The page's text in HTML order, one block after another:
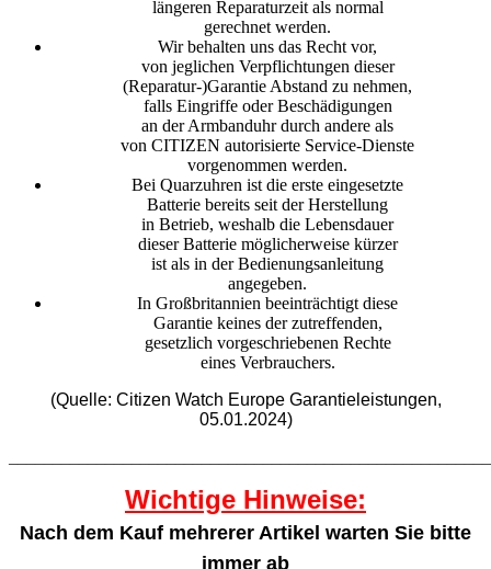
längeren Reparaturzeit als normal
gerechnet werden.
Wir behalten uns das Recht vor,
von jeglichen Verpflichtungen dieser
(Reparatur-)Garantie Abstand zu nehmen,
falls Eingriffe oder Beschädigungen
an der Armbanduhr durch andere als
von CITIZEN autorisierte Service-Dienste
vorgenommen werden.
Bei Quarzuhren ist die erste eingesetzte
Batterie bereits seit der Herstellung
in Betrieb, weshalb die Lebensdauer
dieser Batterie möglicherweise kürzer
ist als in der Bedienungsanleitung
angegeben.
In Großbritannien beeinträchtigt diese
Garantie keines der zutreffenden,
gesetzlich vorgeschriebenen Rechte
eines Verbrauchers.
(Quelle: Citizen Watch Europe Garantieleistungen,
05.01.2024)
Wichtige Hinweise:
Nach dem Kauf mehrerer Artikel warten Sie bitte
immer ab